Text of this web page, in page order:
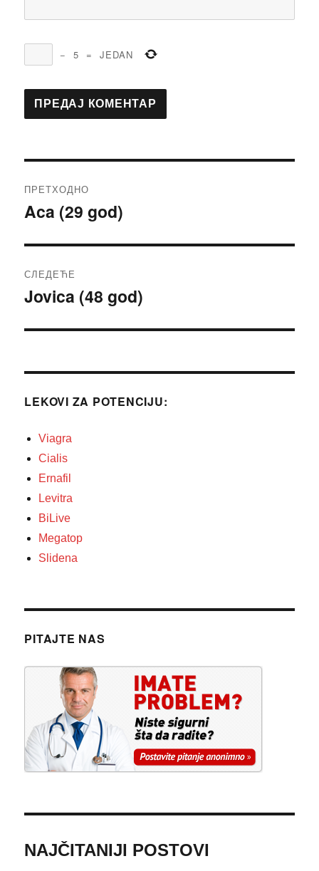
− 5 = JEDAN
чланка
ПРЕТХОДНО
Претходни
Aca (29 god)
СЛЕДЕЋЕ
Следећи
Jovica (48 god)
LEKOVI ZA POTENCIJU:
Viagra
Cialis
Ernafil
Levitra
BiLive
Megatop
Slidena
PITAJTE NAS
NAJČITANIJI POSTOVI